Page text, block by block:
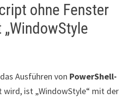
ohne Fenster
Ausführen von PowerShell-
ist „WindowStyle“ mit der